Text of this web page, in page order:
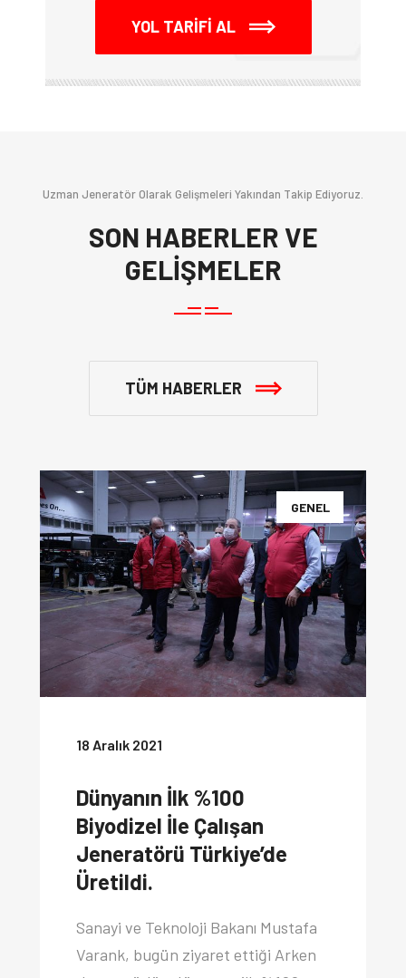
YOL TARİFİ AL
Uzman Jeneratör Olarak Gelişmeleri Yakından Takip Ediyoruz.
SON HABERLER VE
GELİŞMELER
TÜM HABERLER
GENEL
18 Aralık 2021
Dünyanın İlk %100
Biyodizel İle Çalışan
Jeneratörü Türkiye’de
Üretildi.
Sanayi ve Teknoloji Bakanı Mustafa
Varank, bugün ziyaret ettiği Arken